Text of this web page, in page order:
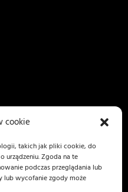
cookie
takich jak pliki cookie, do
Zgoda na te
podczas przeglądania lub
lub wycofanie zgody może